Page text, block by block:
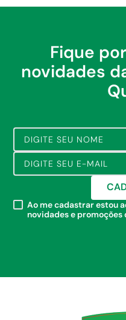
Fique
novidades
Ao me cadastrar estou
novidades e